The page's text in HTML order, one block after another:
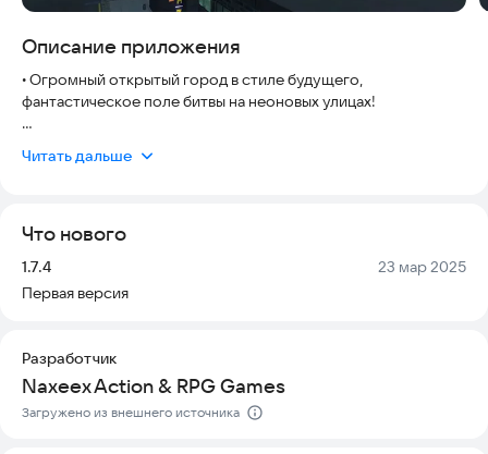
Описание приложения
• Огромный открытый город в стиле будущего,
фантастическое поле битвы на неоновых улицах!
жги врагов своим ручным гаджетом!
деньги и купить в магазине оружие, одежду и транспорт!
Твои способности появились после военного
эксперимента. Теперь у тебя есть крылья, а на запястье
для любителей динамичного геймплея.
Сражайся с преступностью или просто веселись на земле и
Читать дальше
Что нового
Версия:
1.7.4 Дата:
23 мар 2025
Первая версия
Разработчик
Naxeex Action & RPG Games
Загружено из внешнего источника